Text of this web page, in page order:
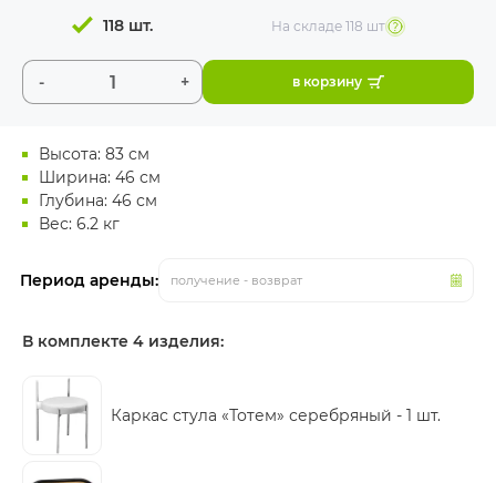
Высота: 83 см
Ширина: 46 см
Глубина: 46 см
Вес: 6.2 кг
Период аренды: получение - возврат
- +
118 шт. На складе118 шт
в корзину
В комплекте 4 изделия:
Каркас стула «Тотем» серебряный - 1 шт.